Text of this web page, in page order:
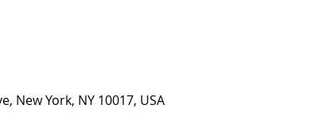
New York, NY 10017, USA